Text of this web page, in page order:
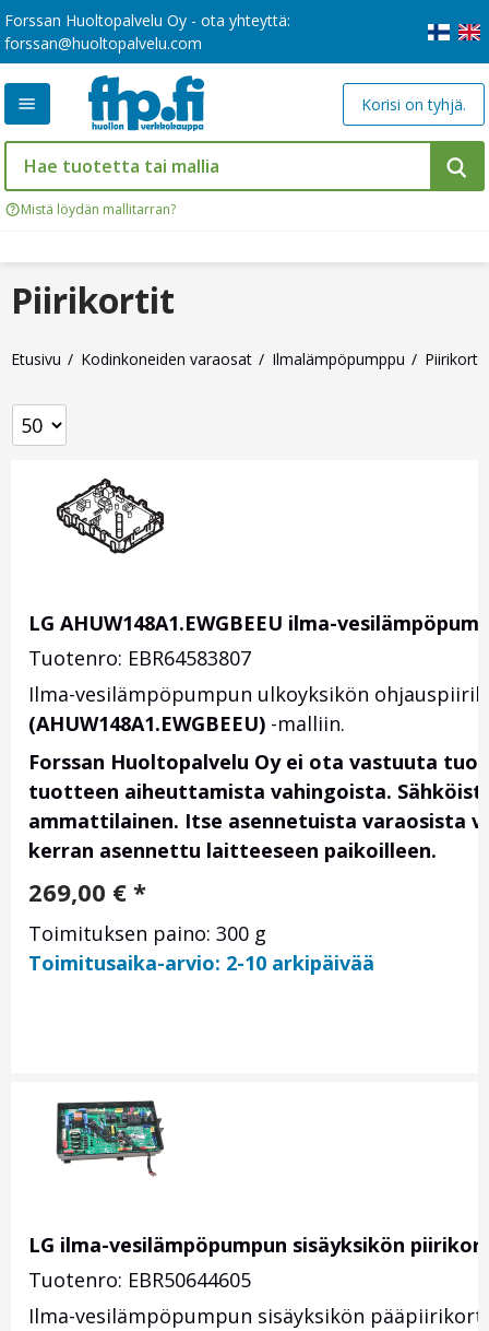
Forssan Huoltopalvelu Oy - ota yhteyttä:
forssan@huoltopalvelu.com
Mistä löydän mallitarran?
Korisi on tyhjä.
Etusivu Kodinkoneiden varaosat Ilmalämpöpumppu Piirikortit
Piirikortit
LG AHUW148A1.EWGBEEU ilma-
Tuotenro: EBR64583807
Ilma-vesilämpöpumpun ulkoyksikön
(AHUW148A1.EWGBEEU) -malliin.
Forssan Huoltopalvelu Oy ei ota vastuuta
tuotteen aiheuttamista vahingoista.
ammattilainen. Itse asennetuista varaosista
kerran asennettu laitteeseen paikoilleen.
269,00 € *
Toimituksen paino: 300 g
Toimitusaika-arvio: 2-10 arkipäivää
LG ilma-vesilämpöpumpun sisäyksikön
Tuotenro: EBR50644605
Ilma-vesilämpöpumpun sisäyksikön pääpiirikortti